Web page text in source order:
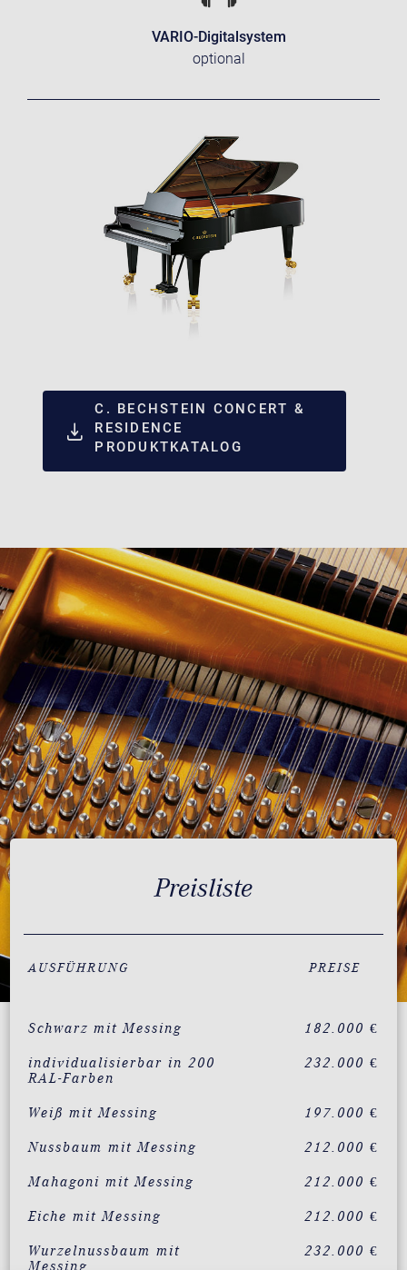
VARIO-Digitalsystem
optional
C. BECHSTEIN CONCERT &
RESIDENCE
PRODUKTKATALOG
Preisliste
AUSFÜHRUNG PREISE
Schwarz mit Messing 182.000 €
individualisierbar in 200
RAL-Farben
232.000 €
Weiß mit Messing 197.000 €
Nussbaum mit Messing 212.000 €
Mahagoni mit Messing 212.000 €
Eiche mit Messing 212.000 €
Wurzelnussbaum mit
Messing
232.000 €